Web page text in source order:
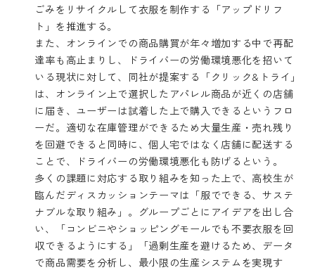
ごみをリサイクルして衣服を制作する「アップドリフ
ト」を推進する。
また、オンラインでの商品購買が年々増加する中で再配
達率も高止まりし、ドライバーの労働環境悪化を招いて
いる現状に対して、同社が提案する「クリック&トライ」
は、オンライン上で選択したアパレル商品が近くの店舗
に届き、ユーザーは試着した上で購入できるというフロ
ーだ。適切な在庫管理ができるため大量生産・売れ残り
を回避できると同時に、個人宅ではなく店舗に配送する
ことで、ドライバーの労働環境悪化も防げるという。
多くの課題に対応する取り組みを知った上で、高校生が
臨んだディスカッションテーマは「服でできる、サステ
ナブルな取り組み」。グループごとにアイデアを出し合
い、「コンビニやショッピングモールでも不要衣服を回
収できるようにする」「過剰生産を避けるため、データ
で商品需要を分析し、最小限の生産システムを実現す